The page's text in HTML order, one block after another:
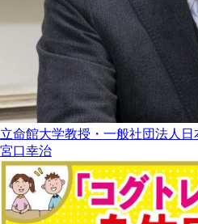
立命館大学教授・一般社団法人
宮口幸治